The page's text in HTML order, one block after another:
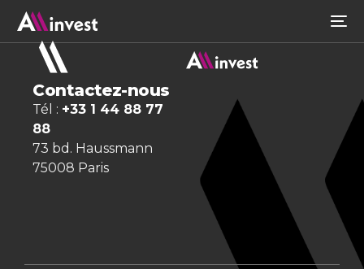
Contactez-nous
Tél : +33 1 44 88 77
88
73 bd. Haussmann
75008 Paris